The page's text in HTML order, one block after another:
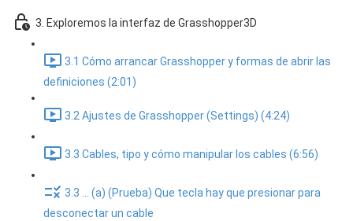
3. Exploremos la interfaz de Grasshopper3D
3.1 Cómo arrancar Grasshopper y formas de abrir las
definiciones (2:01)
3.2 Ajustes de Grasshopper (Settings) (4:24)
3.3 Cables, tipo y cómo manipular los cables (6:56)
3.3 ... (a) (Prueba) Que tecla hay que presionar para
desconectar un cable